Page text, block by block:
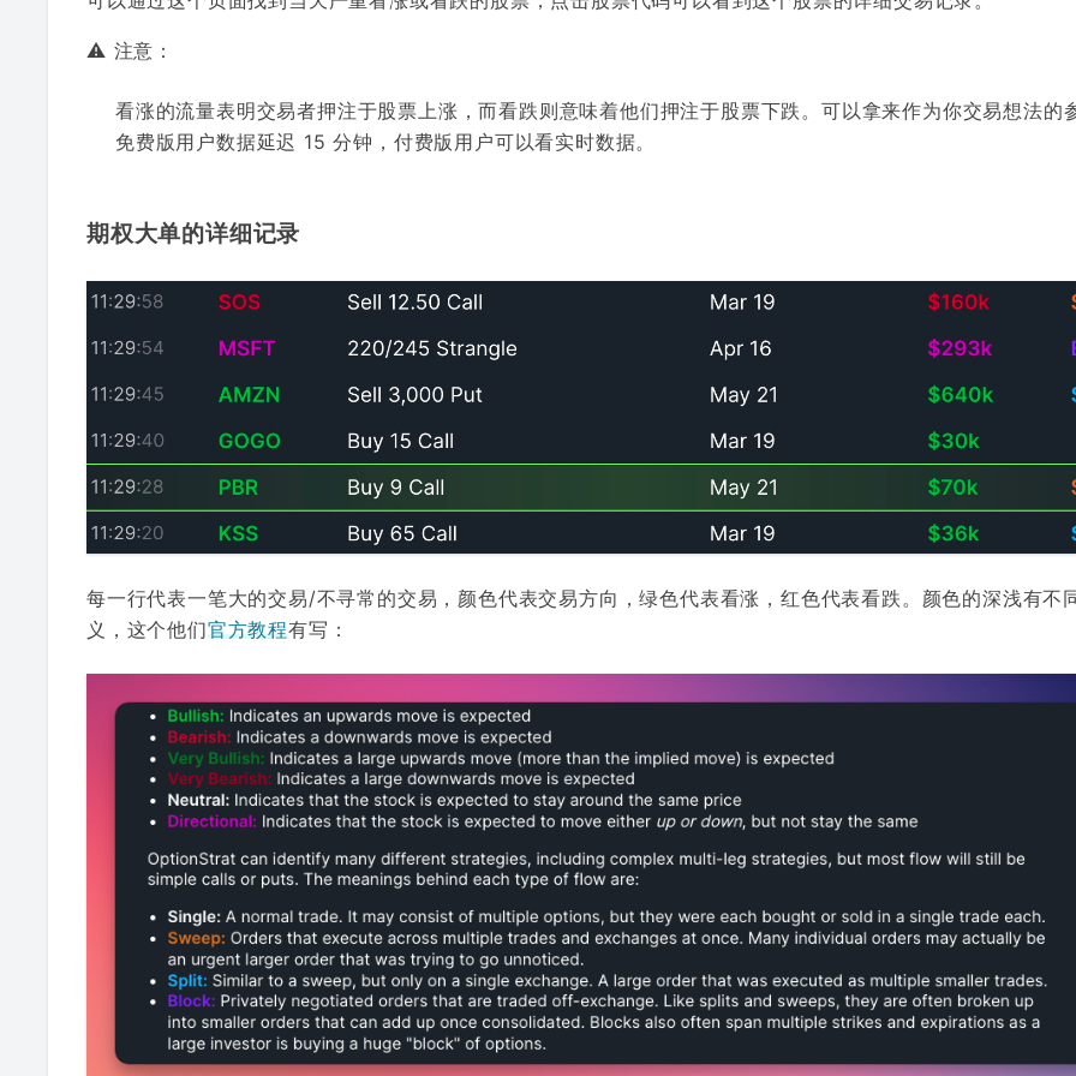
⚠️ 注意：
看涨的流量表明交易者押注于股票上涨，而看跌则意味着他们押注于股票下跌。可以拿来作为你交易想法的
免费版用户数据延迟 15 分钟，付费版用户可以看实时数据。
期权大单的详细记录
每一行代表一笔大的交易/不寻常的交易，颜色代表交易方向，绿色代表看涨，红色代表看跌。颜色的深浅有不
义，这个他们官方教程有写：